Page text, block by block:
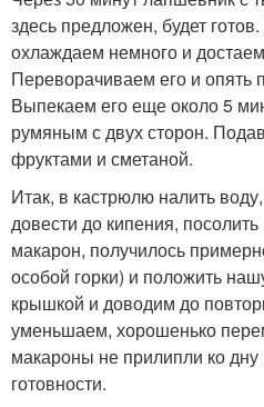
здесь предложен, будет
охлаждаем немного и
Переворачиваем его и
Выпекаем его еще около 5
румяным с двух сторон.
фруктами и сметаной.
Итак, в кастрюлю налить
довести до кипения,
макарон, получилось
особой горки) и положить
крышкой и доводим до
уменьшаем, хорошенько
макароны не прилипли ко
готовности.